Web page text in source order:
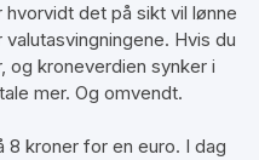
det på sikt vil lønne
Hvis du
og kroneverdien synker i
mer. Og omvendt.
8 kroner for en euro. I dag